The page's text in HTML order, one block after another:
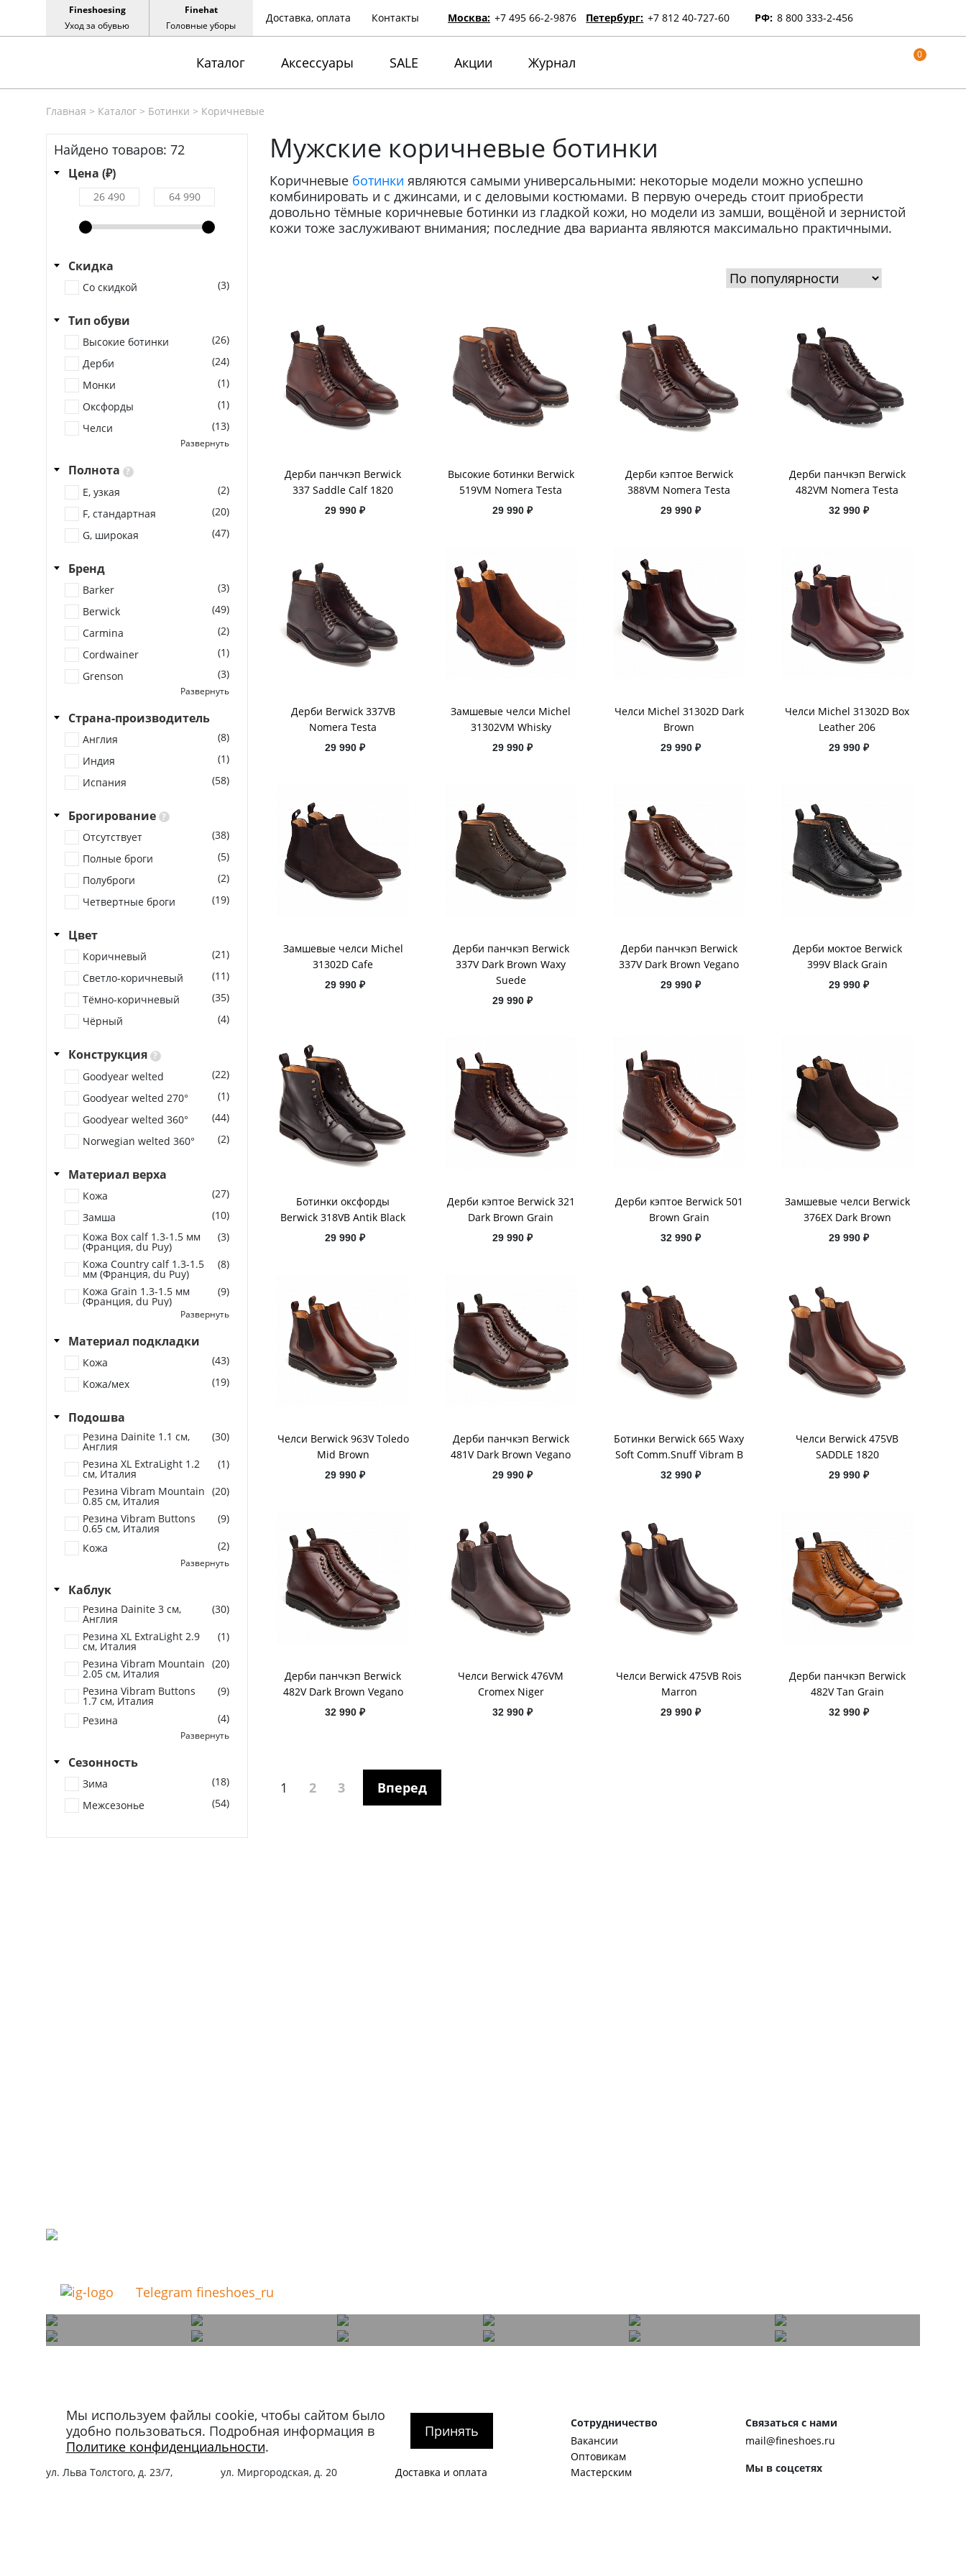
Fineshoesing
Уход за обувью
Finehat
Головные уборы
Доставка, оплата Контакты Москва: +7 495 66-2-9876 Петербург: +7 812 40-727-60 РФ: 8 800 333-2-456
Каталог Аксессуары SALE Акции Журнал 0
Главная > Каталог> Ботинки > Коричневые
Найдено товаров: 72
Цена (₽)
Скидка
Со скидкой (3)
Тип обуви
Высокие ботинки
(26)
Дерби
(24)
Монки
(1)
Оксфорды
(1)
Челси
(13)
(7)
Развернуть
Полнота ?
E, узкая
(2)
F, стандартная
(20)
G, широкая
(47)
Бренд
Barker
(3)
Berwick
(49)
Carmina
(2)
Cordwainer
(1)
Grenson
(3)
(5)
Michel
Tricker's
(1)
Yanko
(4)
Развернуть
Страна-производитель
Англия
(8)
Индия
(1)
Испания
(58)
Брогирование ?
Отсутствует
(38)
Полные броги
(5)
Полуброги
(2)
Четвертные броги
(19)
Цвет
Коричневый
(21)
Светло-коричневый
(11)
Тёмно-коричневый
(35)
Чёрный
(4)
Конструкция ?
Goodyear welted
(22)
Goodyear welted 270°
(1)
Goodyear welted 360°
(44)
Norwegian welted 360°
(2)
Материал верха
Кожа
(27)
Замша
(10)
Кожа Box calf 1.3-1.5 мм
(Франция, du Puy)
(3)
Кожа Country calf 1.3-1.5
мм (Франция, du Puy)
(8)
Кожа Grain 1.3-1.5 мм
(Франция, du Puy)
(9)
Кожа Saddle 1.3-1.5 мм
(4)
Кожа Toledo 1.3-1.5 мм
Tolio)
Кожа Vegano 1.3-1.5 мм (5)
Развернуть
Материал подкладки
Кожа
(43)
Кожа/мех
(19)
Подошва
Резина Dainite 1.1 см,
Англия
(30)
Резина XL ExtraLight 1.2
см, Италия
(1)
Резина Vibram Mountain
0.85 см, Италия
(20)
Резина Vibram Buttons
0.65 см, Италия
(9)
Кожа
(2)
(2)
Резина Commando 1.8
см, Англия
Резина Vibram Genepy
(1)
Резина Vibram Morflex
(1)
Резина
Этиленвинилацетат
(EVA)
(1)
Развернуть
Каблук
Резина Dainite 3 см,
Англия
(30)
Резина XL ExtraLight 2.9
см, Италия
(1)
Резина Vibram Mountain
2.05 см, Италия
(20)
Резина Vibram Buttons
1.7 см, Италия
(9)
Резина
(4)
Резина Vibram Genepy
(1)
Резина Vibram Morflex
Составной
(2)
Развернуть
Сезонность
Зима
(18)
Межсезонье
(54)
Мужские коричневые ботинки
Коричневые ботинки являются самыми универсальными: некоторые модели можно успешно
комбинировать и с джинсами, и с деловыми костюмами. В первую очередь стоит приобрести
довольно тёмные коричневые ботинки из гладкой кожи, но модели из замши, вощёной и зернистой
кожи тоже заслуживают внимания; последние два варианта являются максимально практичными.
Дерби панчкэп Berwick
337 Saddle Calf 1820
29 990 ₽
Высокие ботинки Berwick
519VM Nomera Testa
29 990 ₽
Дерби кэптое Berwick
388VM Nomera Testa
29 990 ₽
Дерби панчкэп Berwick
482VM Nomera Testa
32 990 ₽
Дерби Berwick 337VB
Nomera Testa
29 990 ₽
Замшевые челси Michel
31302VM Whisky
29 990 ₽
Челси Michel 31302D Dark
Brown
29 990 ₽
Челси Michel 31302D Box
Leather 206
29 990 ₽
Замшевые челси Michel
31302D Cafe
29 990 ₽
Дерби панчкэп Berwick
337V Dark Brown Waxy
Suede
29 990 ₽
Дерби панчкэп Berwick
337V Dark Brown Vegano
29 990 ₽
Дерби моктое Berwick
399V Black Grain
29 990 ₽
Ботинки оксфорды
Berwick 318VB Antik Black
29 990 ₽
Дерби кэптое Berwick 321
Dark Brown Grain
29 990 ₽
Дерби кэптое Berwick 501
Brown Grain
32 990 ₽
Замшевые челси Berwick
376EX Dark Brown
29 990 ₽
Челси Berwick 963V Toledo
Mid Brown
29 990 ₽
Дерби панчкэп Berwick
481V Dark Brown Vegano
29 990 ₽
Ботинки Berwick 665 Waxy
Soft Comm.Snuff Vibram B
32 990 ₽
Челси Berwick 475VB
SADDLE 1820
29 990 ₽
Дерби панчкэп Berwick
482V Dark Brown Vegano
32 990 ₽
Челси Berwick 476VM
Cromex Niger
32 990 ₽
Челси Berwick 475VB Rois
Marron
29 990 ₽
Дерби панчкэп Berwick
482V Tan Grain
32 990 ₽
1 2 3 Вперед
Telegram fineshoes_ru
Магазин в Москве
+7 495 66-2-9876
119021,г. Москва,
ул. Льва Толстого, д. 23/7,
Магазин в Петербурге
+7 812 40-727-60
191024,г. Санкт-Петербург
ул. Миргородская, д. 20
О компании
Доставка и оплата
Сотрудничество
Вакансии
Оптовикам
Мастерским
Связаться с нами
mail@fineshoes.ru
Мы в соцсетях
Мы используем файлы cookie, чтобы сайтом было
удобно пользоваться. Подробная информация в
Политике конфиденциальности.
Принять